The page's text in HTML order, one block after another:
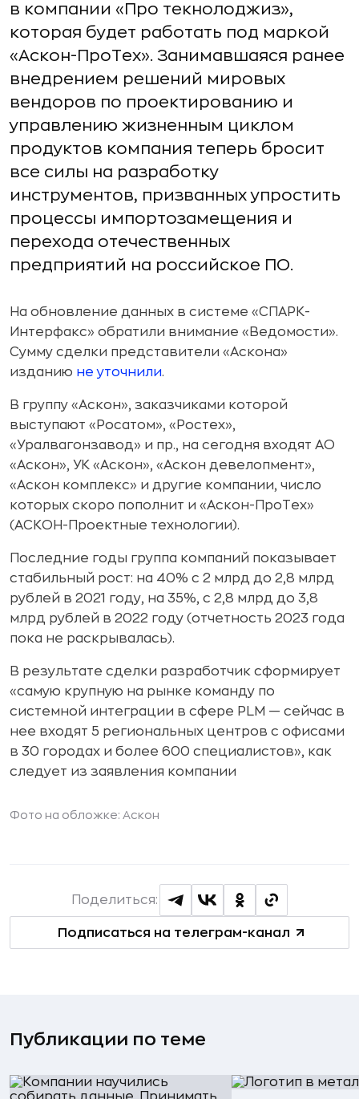
в компании «Про текнолоджиз»,
которая будет работать под маркой
«Аскон-ПроТех». Занимавшаяся ранее
внедрением решений мировых
вендоров по проектированию и
управлению жизненным циклом
продуктов компания теперь бросит
все силы на разработку
инструментов, призванных упростить
процессы импортозамещения и
перехода отечественных
предприятий на российское ПО.
На обновление данных в системе «СПАРК-
Интерфакс» обратили внимание «Ведомости».
Сумму сделки представители «Аскона»
изданию не уточнили.
В группу «Аскон», заказчиками которой
выступают «Росатом», «Ростех»,
«Уралвагонзавод» и пр., на сегодня входят АО
«Аскон», УК «Аскон», «Аскон девелопмент»,
«Аскон комплекс» и другие компании, число
которых скоро пополнит и «Аскон-ПроТех»
(АСКОН-Проектные технологии).
Последние годы группа компаний показывает
стабильный рост: на 40% с 2 млрд до 2,8 млрд
рублей в 2021 году, на 35%, с 2,8 млрд до 3,8
млрд рублей в 2022 году (отчетность 2023 года
пока не раскрывалась).
В результате сделки разработчик сформирует
«самую крупную на рынке команду по
системной интеграции в сфере PLM — сейчас в
нее входят 5 региональных центров с офисами
в 30 городах и более 600 специалистов», как
следует из заявления компании
Фото на обложке: Аскон
Подписаться на телеграм-канал
Поделиться:
Публикации по теме